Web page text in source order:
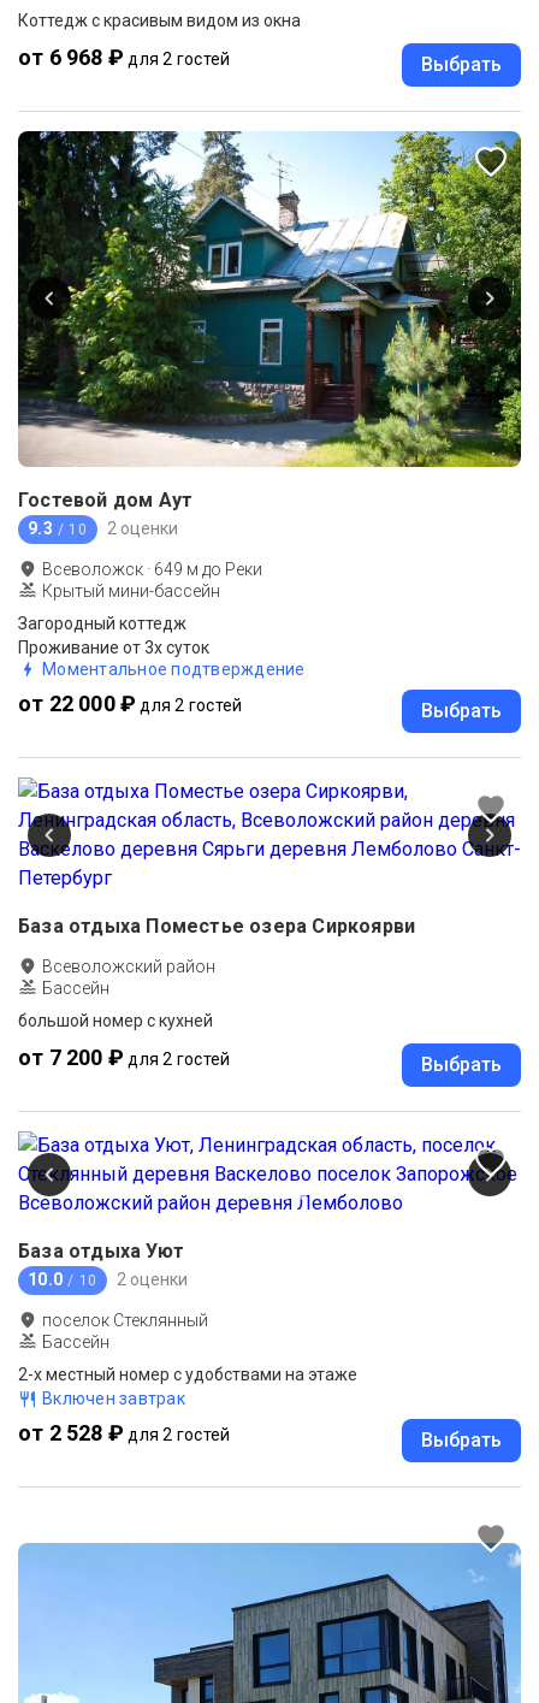
Коттедж с красивым видом из окна
от 6 968 ₽ для 2 гостей Выбрать
Гостевой дом Аут
9.3 / 10 2 оценки
Всеволожск · 649 м до Реки
Крытый мини-бассейн
Загородный коттедж
Проживание от 3х суток
Моментальное подтверждение
от 22 000 ₽ для 2 гостей Выбрать
База отдыха Поместье озера Сиркоярви
Всеволожский район
Бассейн
большой номер с кухней
от 7 200 ₽ для 2 гостей Выбрать
База отдыха Уют
10.0 / 10 2 оценки
поселок Стеклянный
Бассейн
2-х местный номер с удобствами на этаже
Включен завтрак
от 2 528 ₽ для 2 гостей Выбрать